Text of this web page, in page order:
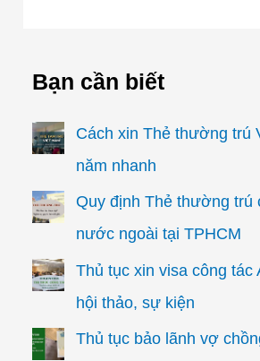
Bạn cần biết
Cách xin Thẻ thường trú
năm nhanh
Quy định Thẻ thường trú
nước ngoài tại TPHCM
Thủ tục xin visa công tác
hội thảo, sự kiện
Thủ tục bảo lãnh vợ